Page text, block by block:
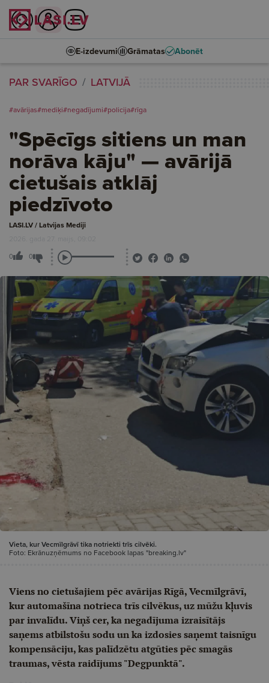
E-izdevumi Grāmatas Abonēt
PAR SVARĪGO LATVIJĀ
#avārijas#mediķi#negadījumi#policija#rīga
"Spēcīgs sitiens un man
norāva kāju" — avārijā
cietušais atklāj
piedzīvoto
LASI.LV / Latvijas Mediji
2026. gada 27. maijs, 09:02
0 0
Vieta, kur Vecmīlgrāvī tika notriekti trīs cilvēki.
Foto: Ekrānuzņēmums no Facebook lapas "breaking.lv"
Viens no cietušajiem pēc avārijas Rīgā, Vecmīlgrāvī,
kur automašīna notrieca trīs cilvēkus, uz mūžu kļuvis
par invalīdu. Viņš cer, ka negadījuma izraisītājs
saņems atbilstošu sodu un ka izdosies saņemt taisnīgu
kompensāciju, kas palīdzētu atgūties pēc smagās
traumas, vēsta raidījums "Degpunktā".